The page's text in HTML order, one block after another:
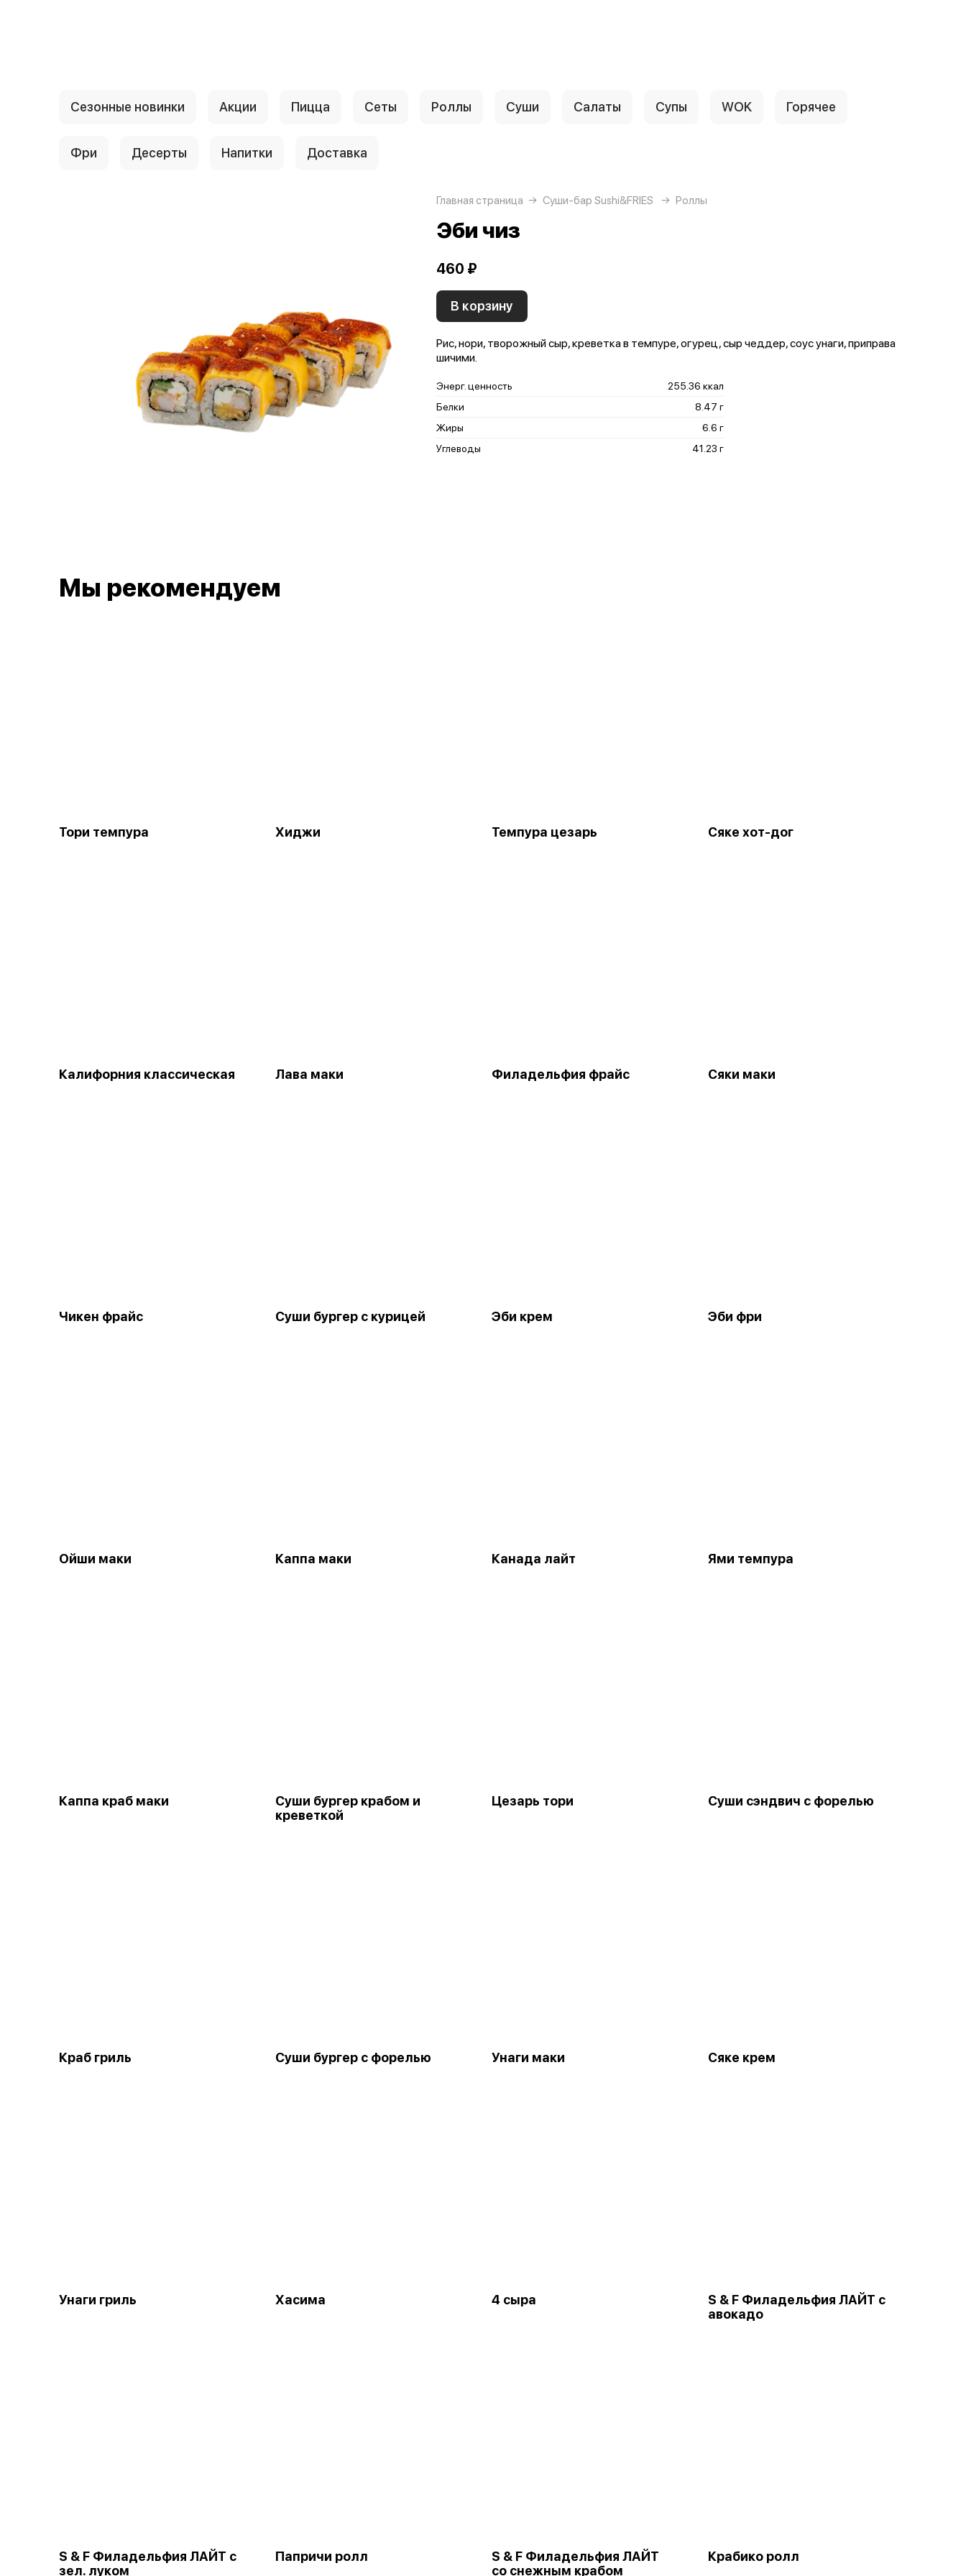
Сезонные новинки Акции Пицца Сеты Роллы Суши Салаты Супы WOK Горячее
Фри Десерты Напитки Доставка
Главная страница Суши-бар Sushi&FRIES Роллы
Эби чиз
460 ₽
В корзину
Рис, нори, творожный сыр, креветка в темпуре, огурец, сыр чеддер, соус унаги, приправа
шичими.
Энерг. ценность
255.36 ккал
Белки
8.47 г
Жиры
6.6 г
Углеводы
41.23 г
Мы рекомендуем
Тори темпура Хиджи Темпура цезарь Сяке хот-дог
Калифорния классическая Лава маки Филадельфия фрайс Сяки маки
Чикен фрайс Суши бургер с курицей Эби крем Эби фри
Ойши маки Каппа маки Канада лайт Ями темпура
Каппа краб маки
Суши бургер крабом и
креветкой
Цезарь тори Суши сэндвич с форелью
Краб гриль Суши бургер с форелью Унаги маки Сяке крем
Унаги гриль Хасима 4 сыра
S & F Филадельфия ЛАЙТ с
авокадо
S & F Филадельфия ЛАЙТ с
зел. луком
Папричи ролл
S & F Филадельфия ЛАЙТ
со снежным крабом
Крабико ролл